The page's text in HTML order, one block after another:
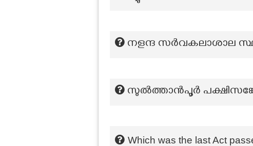
നളന്ദ സർവകലാശാല
സുൽത്താൻപൂർ
Which was the last Act